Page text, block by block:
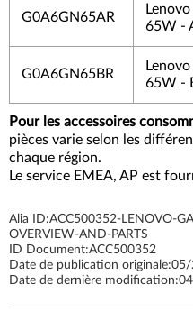
G0A6GN65AR
65W -
G0A6GN65BR
65W -
Pour les accessoires
pièces varie selon les
chaque région.
Le service EMEA, AP est
Alia ID:ACC500352-LENOVO-
OVERVIEW-AND-PARTS
ID Document:ACC500352
Date de publication originale:05/
Date de dernière modification: